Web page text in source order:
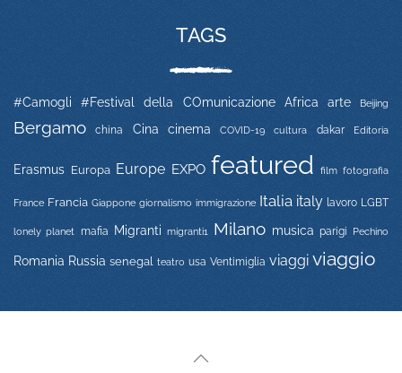
TAGS
#Camogli #Festival della COmunicazione Africa arte Beijing
Bergamo china Cina cinema COVID-19 cultura dakar Editoria
Erasmus Europa Europe EXPO featured film fotografia
France Francia Giappone giornalismo immigrazione Italia italy lavoro LGBT
lonely planet mafia Migranti migranti1 Milano musica parigi Pechino
Romania Russia senegal teatro usa Ventimiglia viaggi viaggio